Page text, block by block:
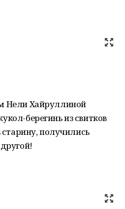
Нели Хайруллиной
берегинь из свитков
получились